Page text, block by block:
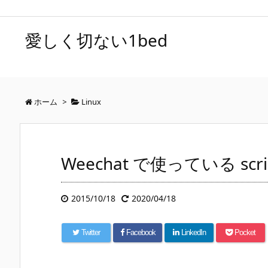
愛しく切ない1bed
ホーム > Linux
Weechat で使っている
2015/10/18 2020/04/18
Twitter Facebook LinkedIn Pocket